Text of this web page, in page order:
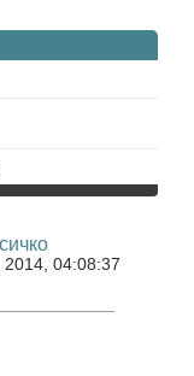
04:08:37